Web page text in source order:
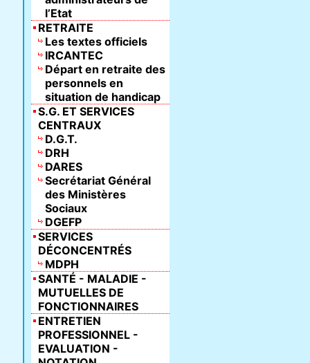
l’Etat
RETRAITE
Les textes officiels
IRCANTEC
Départ en retraite des
personnels en
situation de handicap
S.G. ET SERVICES
CENTRAUX
D.G.T.
DRH
DARES
Secrétariat Général
des Ministères
Sociaux
DGEFP
SERVICES
DÉCONCENTRÉS
MDPH
SANTÉ - MALADIE -
MUTUELLES DE
FONCTIONNAIRES
ENTRETIEN
PROFESSIONNEL -
EVALUATION -